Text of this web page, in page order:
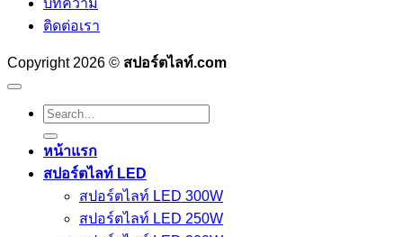
บทความ
ติดต่อเรา
Copyright 2026 © สปอร์ตไลท์.com
Search
for:
หน้าแรก
สปอร์ตไลท์ LED
สปอร์ตไลท์ LED 300W
สปอร์ตไลท์ LED 250W